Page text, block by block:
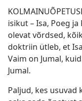
isikut – Isa, Poeg
olevat võrdsed,
doktriin ütleb, et
Vaim on Jumal,
Jumal.
Paljud, kes usuvad